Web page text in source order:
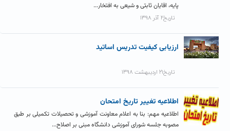
پایه، اقایان ثابتی و شیعی به افتخار...
تاریخ۲ آذر ۱۳۹۸
ارزیابی کیفیت تدریس اساتید
تاریخ۲۱ اردیبهشت ۱۳۹۸
اطلاعیه تغییر تاریخ امتحان
اطلاعیه مهم: بنا به اعلام معاونت آموزشی و تحصیلات تکمیلی بر طبق
مصوبه جلسه شورای آموزشی دانشگاه مبنی بر اصلاح...